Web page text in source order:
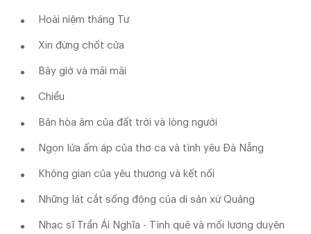
Hoài niệm tháng Tư
Xin đừng chốt cửa
Bây giờ và mãi mãi
Chiều
Bản hòa âm của đất trời và lòng người
Ngọn lửa ấm áp của thơ ca và tình yêu Đà Nẵng
Không gian của yêu thương và kết nối
Những lát cắt sống động của di sản xứ Quảng
Nhạc sĩ Trần Ái Nghĩa - Tình quê và mối lương duyên